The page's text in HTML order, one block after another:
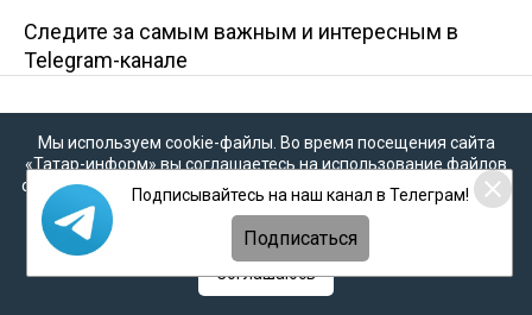
Следите за самым важным и интересным в
Telegram-канале
Дореволюционная Казань: кто
победил в битве знахарей и докторов
классической медицины?
Знаете ли вы, что уже в начале XX века татарские
СМИ вели настоящую битву за научный подход к
Мы используем cookie-файлы. Во время посещения сайта
«Татар-информ» вы соглашаетесь на использование файлов
cookie в соответствии с настоящим уведомлением, согласием
наобработку персональных данных,Политикой о
персональных данных
Политикой конфиденциальности
Соглашаюсь
Подписывайтесь на наш канал в Телеграм!
Подписаться